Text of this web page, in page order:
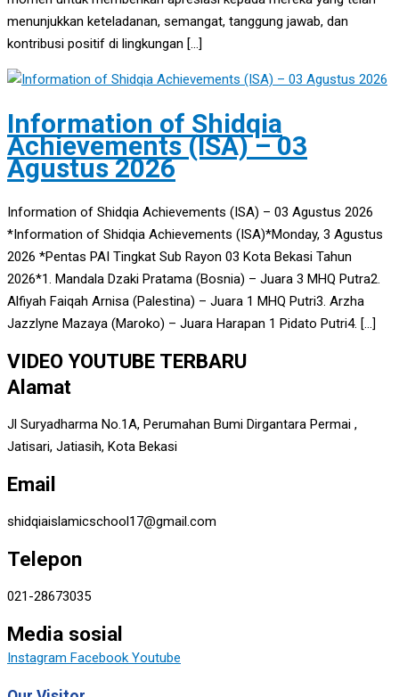
menunjukkan keteladanan, semangat, tanggung jawab, dan
kontribusi positif di lingkungan […]
Information of Shidqia
Achievements (ISA) – 03
Agustus 2026
Information of Shidqia Achievements (ISA) – 03 Agustus 2026
*Information of Shidqia Achievements (ISA)*Monday, 3 Agustus
2026 *Pentas PAI Tingkat Sub Rayon 03 Kota Bekasi Tahun
2026*1. Mandala Dzaki Pratama (Bosnia) – Juara 3 MHQ Putra2.
Alfiyah Faiqah Arnisa (Palestina) – Juara 1 MHQ Putri3. Arzha
Jazzlyne Mazaya (Maroko) – Juara Harapan 1 Pidato Putri4. […]
VIDEO YOUTUBE TERBARU
Alamat
Jl Suryadharma No.1A, Perumahan Bumi Dirgantara Permai ,
Jatisari, Jatiasih, Kota Bekasi
Email
shidqiaislamicschool17@gmail.com
Telepon
021-28673035
Media sosial
Instagram Facebook Youtube